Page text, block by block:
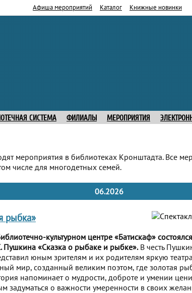
Афиша мероприятий Каталог Книжные новинки
СИСТЕМА ФИЛИАЛЫ МЕРОПРИЯТИЯ
мероприятия в библиотеках Кронштадта. Все
числе для многодетных семей.
06.2026
рыбка»
культурном центре «Батискаф»
Пушкина «Сказка о рыбаке и рыбке».В честь
юным зрителям и их родителям яркую
мир, созданный великим поэтом, где золотая
напоминает о мудрости, доброте и умении
задуматься о важности умеренности в своих